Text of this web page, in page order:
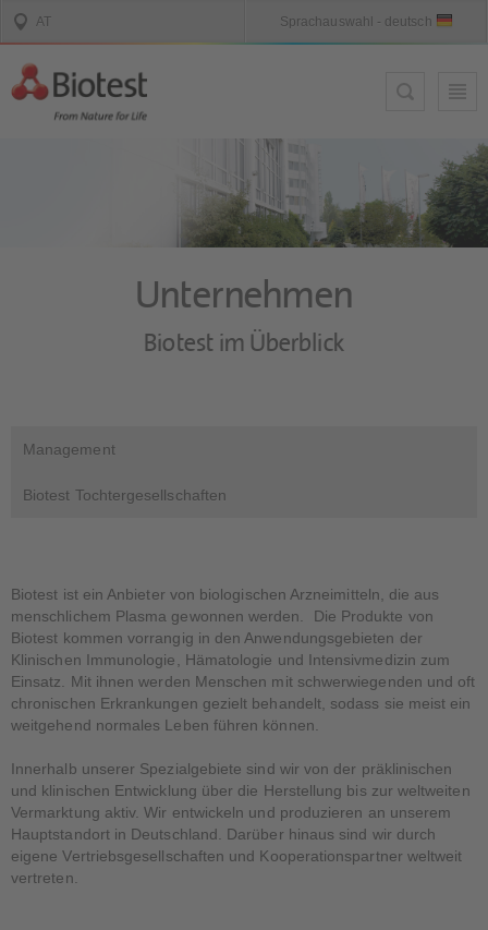
Unternehmen
Biotest im Überblick
Management
Biotest Tochtergesellschaften
Biotest ist ein Anbieter von biologischen Arzneimitteln, die aus
menschlichem Plasma gewonnen werden. Die Produkte von
Biotest kommen vorrangig in den Anwendungsgebieten der
Klinischen Immunologie, Hämatologie und Intensivmedizin zum
Einsatz. Mit ihnen werden Menschen mit schwerwiegenden und oft
chronischen Erkrankungen gezielt behandelt, sodass sie meist ein
weitgehend normales Leben führen können.
Innerhalb unserer Spezialgebiete sind wir von der präklinischen
und klinischen Entwicklung über die Herstellung bis zur weltweiten
Vermarktung aktiv. Wir entwickeln und produzieren an unserem
Hauptstandort in Deutschland. Darüber hinaus sind wir durch
eigene Vertriebsgesellschaften und Kooperationspartner weltweit
vertreten.